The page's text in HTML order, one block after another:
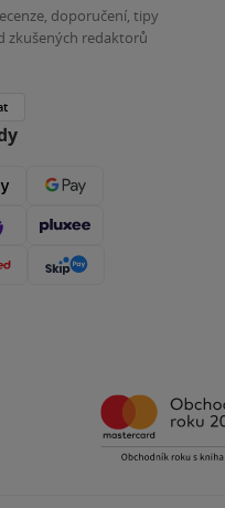
doporučení, tipy
zkušených redaktorů